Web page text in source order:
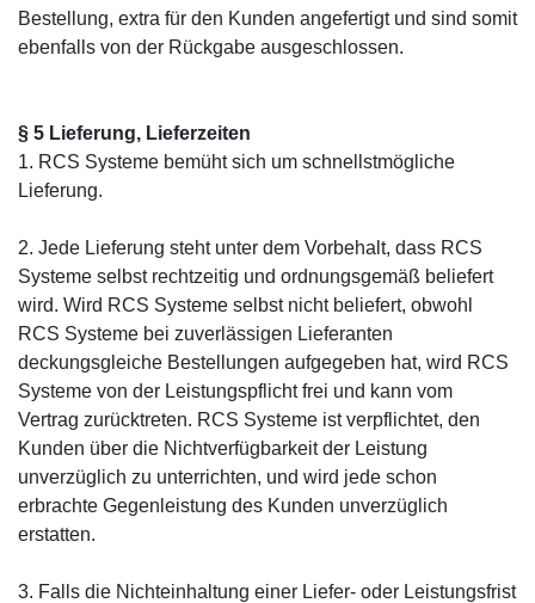
Bestellung, extra für den Kunden angefertigt und sind somit
ebenfalls von der Rückgabe ausgeschlossen.
§ 5 Lieferung, Lieferzeiten
1. RCS Systeme bemüht sich um schnellstmögliche
Lieferung.
2. Jede Lieferung steht unter dem Vorbehalt, dass RCS
Systeme selbst rechtzeitig und ordnungsgemäß beliefert
wird. Wird RCS Systeme selbst nicht beliefert, obwohl
RCS Systeme bei zuverlässigen Lieferanten
deckungsgleiche Bestellungen aufgegeben hat, wird RCS
Systeme von der Leistungspflicht frei und kann vom
Vertrag zurücktreten. RCS Systeme ist verpflichtet, den
Kunden über die Nichtverfügbarkeit der Leistung
unverzüglich zu unterrichten, und wird jede schon
erbrachte Gegenleistung des Kunden unverzüglich
erstatten.
3. Falls die Nichteinhaltung einer Liefer- oder Leistungsfrist